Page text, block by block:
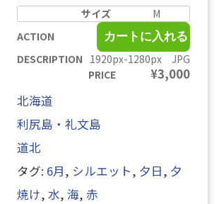
M
カートに入れる
1920px-1280px JPG
¥3,000
北海道
利尻島・礼文島
道北
タグ: 6月, シルエット, 夕日, 夕
焼け, 水, 海, 赤